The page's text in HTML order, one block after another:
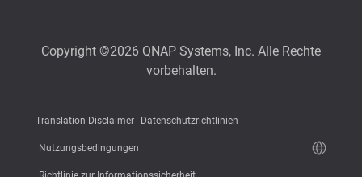
Copyright ©2026 QNAP Systems, Inc. Alle Rechte
vorbehalten.
Translation Disclaimer Datenschutzrichtlinien
Nutzungsbedingungen